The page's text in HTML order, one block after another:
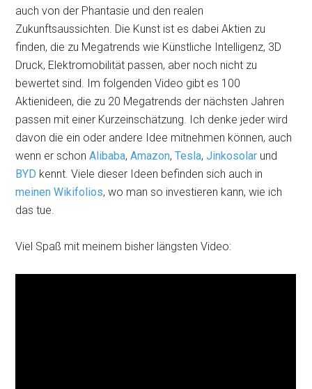
auch von der Phantasie und den realen
Zukunftsaussichten. Die Kunst ist es dabei Aktien zu
finden, die zu Megatrends wie Künstliche Intelligenz, 3D
Druck, Elektromobilität passen, aber noch nicht zu
bewertet sind. Im folgenden Video gibt es 100
Aktienideen, die zu 20 Megatrends der nächsten Jahren
passen mit einer Kurzeinschätzung. Ich denke jeder wird
davon die ein oder andere Idee mitnehmen können, auch
wenn er schonAlibaba,Amazon,Tesla,Jinkosolar und
BYD kennt. Viele dieser Ideen befinden sich auch in
meinen Wikifolios, wo man so investieren kann, wie ich
das tue.
Viel Spaß mit meinem bisher längsten Video: